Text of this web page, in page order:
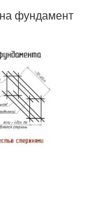
фундамент